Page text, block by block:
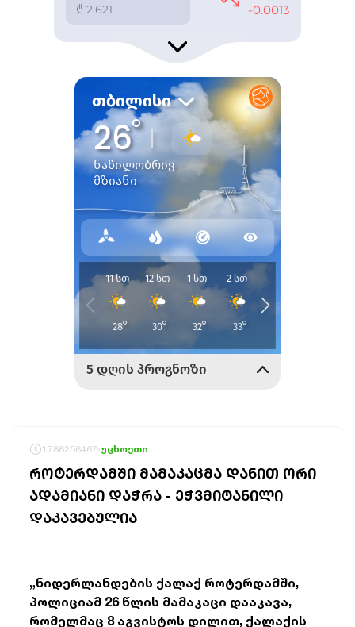
1786256467 უცხოეთი
ᲠᲝᲢᲔᲠᲓᲐᲛᲨᲘ ᲛᲐᲛᲐᲙᲐᲪᲛᲐ ᲓᲐᲜᲘᲗ ᲝᲠᲘ
ᲐᲓᲐᲛᲘᲐᲜᲘ ᲓᲐᲭᲠᲐ - ᲔᲭᲕᲛᲘᲢᲐᲜᲘᲚᲘ
ᲓᲐᲙᲐᲕᲔᲑᲣᲚᲘᲐ
„ნიდერლანდების ქალაქ როტერდამში,
პოლიციამ 26 წლის მამაკაცი დააკავა,
რომელმაც 8 აგვისტოს დილით, ქალაქის